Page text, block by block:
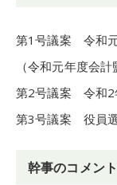
第1号議案 令和
（令和元年度会計
第2号議案 令和2
第3号議案 役員
幹事のコメント